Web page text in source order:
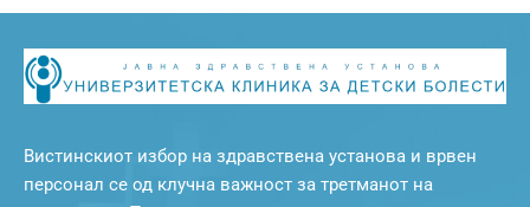
Вистинскиот избор на здравствена установа и врвен
персонал се од клучна важност за третманот на